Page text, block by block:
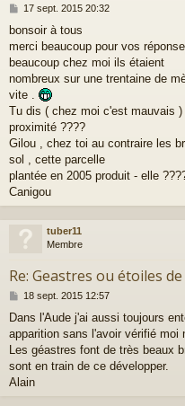
M
s
s
a
g
17 sept. 2015 20:32
bonsoir à tous
merci beaucoup pour vos
beaucoup chez moi ils étaient
nombreux sur une trentaine de
vite .
Tu dis ( chez moi c'est mauvais
proximité ????
Gilou , chez toi au contraire les
sol , cette parcelle
plantée en 2005 produit - elle
Canigou
tuber11
Membre
Re: Geastres ou étoiles
M
s
s
a
g
18 sept. 2015 12:57
Dans l'Aude j'ai aussi toujours
apparition sans l'avoir vérifié moi
Les géastres font de très beaux
sont en train de ce développer.
Alain